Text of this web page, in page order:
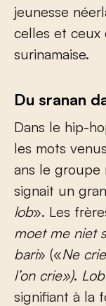
jeunesse
celles et ceux
surinamaise.
Du sranan
Dans le hip-
les mots
ans le groupe
signait un
lob». Les
moet me niet
bari» («Ne
l’on crie»). Lob
signifiant à la